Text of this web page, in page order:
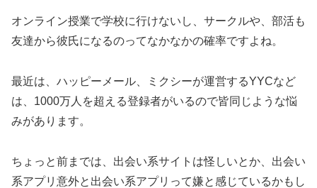
オンライン授業で学校に行けないし、サークルや、部活も
友達から彼氏になるのってなかなかの確率ですよね。
最近は、ハッピーメール、ミクシーが運営するYYCなど
は、1000万人を超える登録者がいるので皆同じような悩
みがあります。
ちょっと前までは、出会い系サイトは怪しいとか、出会い
系アプリ意外と出会い系アプリって嫌と感じているかもし